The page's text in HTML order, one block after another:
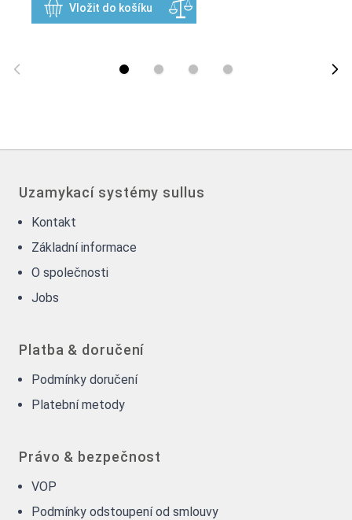
Vložit do košíku
Uzamykací systémy sullus
Kontakt
Základní informace
O společnosti
Jobs
Platba & doručení
Podmínky doručení
Platební metody
Právo & bezpečnost
VOP
Podmínky odstoupení od smlouvy